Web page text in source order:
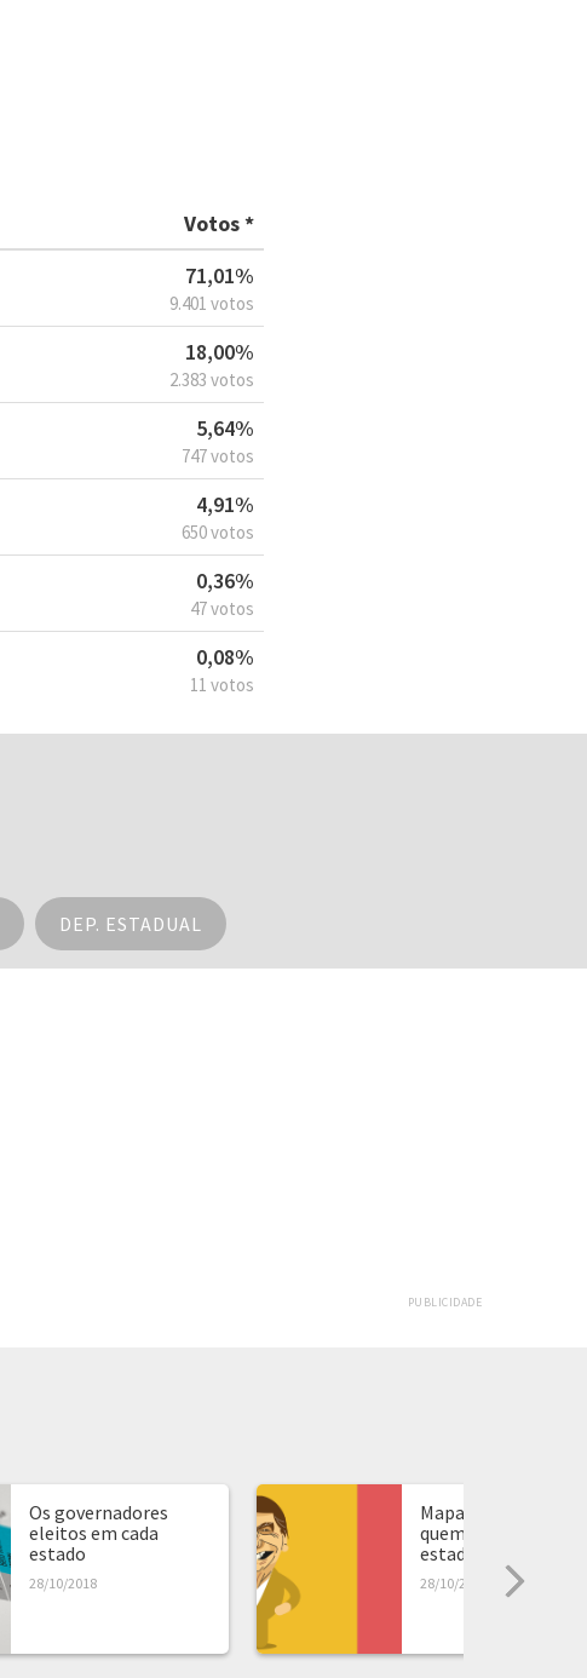
Votos *
71,01%
9.401 votos
18,00%
2.383 votos
5,64%
747 votos
4,91%
650 votos
0,36%
47 votos
0,08%
11 votos
DEP. ESTADUAL
PUBLICIDADE
Os governadores
eleitos em cada
estado
28/10/2018
Mapa de presidente:
quem ganhou em
estado...
28/10/2018